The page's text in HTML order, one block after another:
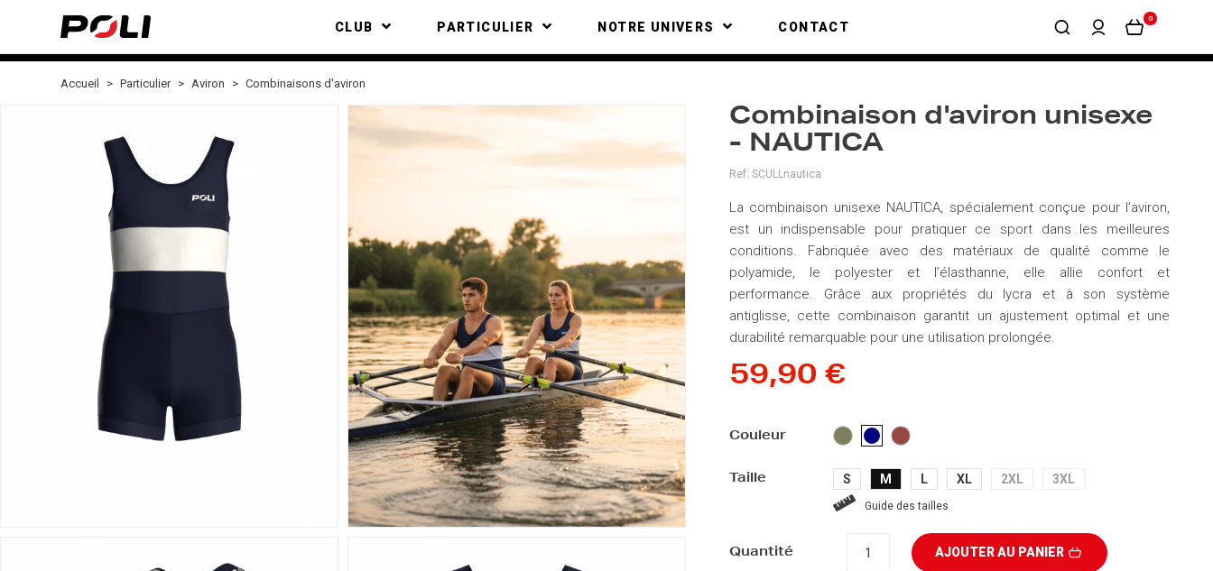
CLUB PARTICULIER NOTRE UNIVERS CONTACT
0
Accueil Particulier Aviron Combinaisons d'aviron
Combinaison d'aviron unisexe
- NAUTICA
Ref: SCULLnautica
La combinaison unisexe NAUTICA, spécialement conçue pour l’aviron,
est un indispensable pour pratiquer ce sport dans les meilleures
conditions. Fabriquée avec des matériaux de qualité comme le
polyamide, le polyester et l’élasthanne, elle allie confort et
performance. Grâce aux propriétés du lycra et à son système
antiglisse, cette combinaison garantit un ajustement optimal et une
durabilité remarquable pour une utilisation prolongée.
59,90 €
Couleur KAKIBLEU
MARINE
Terracotta
Taille S M L XL 2XL 3XL
Guide des tailles
Quantité AJOUTER AU PANIER